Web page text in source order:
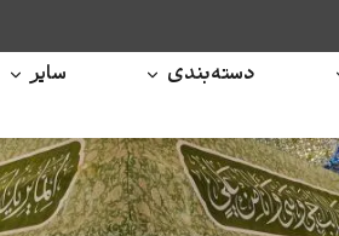
دسته‌بندی سایر